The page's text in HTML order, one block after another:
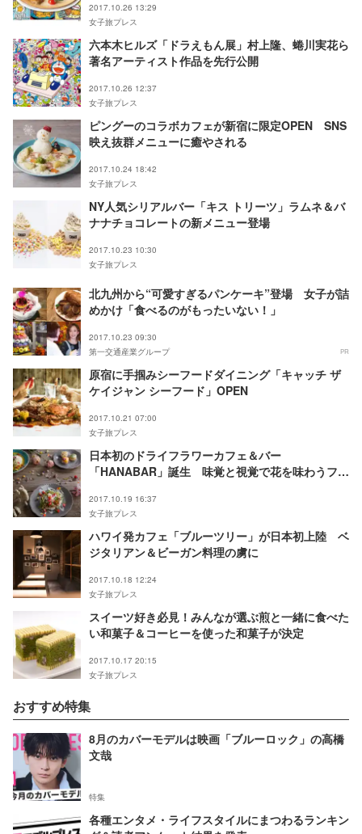
2017.10.26 13:29
女子旅プレス
六本木ヒルズ「ドラえもん展」村上隆、蜷川実花ら
著名アーティスト作品を先行公開
2017.10.26 12:37
女子旅プレス
ピングーのコラボカフェが新宿に限定OPEN SNS
映え抜群メニューに癒やされる
2017.10.24 18:42
女子旅プレス
NY人気シリアルバー「キス トリーツ」ラムネ＆バ
ナナチョコレートの新メニュー登場
2017.10.23 10:30
女子旅プレス
北九州から“可愛すぎるパンケーキ”登場 女子が詰
めかけ「食べるのがもったいない！」
2017.10.23 09:30
第一交通産業グループ
PR
原宿に手掴みシーフードダイニング「キャッチ ザ
ケイジャン シーフード」OPEN
2017.10.21 07:00
女子旅プレス
日本初のドライフラワーカフェ＆バー
「HANABAR」誕生 味覚と視覚で花を味わうフォ
2017.10.19 16:37
女子旅プレス
ハワイ発カフェ「ブルーツリー」が日本初上陸 ベ
ジタリアン＆ビーガン料理の虜に
2017.10.18 12:24
女子旅プレス
スイーツ好き必見！みんなが選ぶ煎と一緒に食べた
い和菓子＆コーヒーを使った和菓子が決定
2017.10.17 20:15
女子旅プレス
おすすめ特集
8月のカバーモデルは映画「ブルーロック」の高橋
文哉
特集
各種エンタメ・ライフスタイルにまつわるランキン